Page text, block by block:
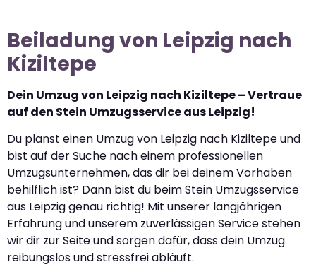
Beiladung von Leipzig nach
Kiziltepe
Dein Umzug von Leipzig nach Kiziltepe – Vertraue
auf den Stein Umzugsservice aus Leipzig!
Du planst einen Umzug von Leipzig nach Kiziltepe und
bist auf der Suche nach einem professionellen
Umzugsunternehmen, das dir bei deinem Vorhaben
behilflich ist? Dann bist du beim Stein Umzugsservice
aus Leipzig genau richtig! Mit unserer langjährigen
Erfahrung und unserem zuverlässigen Service stehen
wir dir zur Seite und sorgen dafür, dass dein Umzug
reibungslos und stressfrei abläuft.